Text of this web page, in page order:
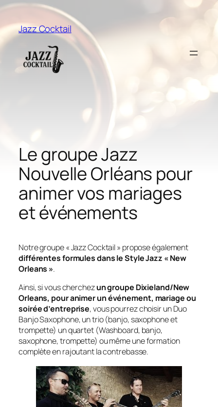
Aller
au
contenu
Jazz Cocktail
Le groupe Jazz
Nouvelle Orléans pour
animer vos mariages
et événements
Notre groupe « Jazz Cocktail » propose également
différentes formules dans le Style Jazz « New
Orleans ».
Ainsi, si vous cherchezun groupe Dixieland/New
Orleans, pour animer un événement, mariage ou
soirée d’entreprise, vous pourrez choisir un Duo
Banjo Saxophone, un trio (banjo, saxophone et
trompette) un quartet (Washboard, banjo,
saxophone, trompette) ou même une formation
complète en rajoutant la contrebasse.